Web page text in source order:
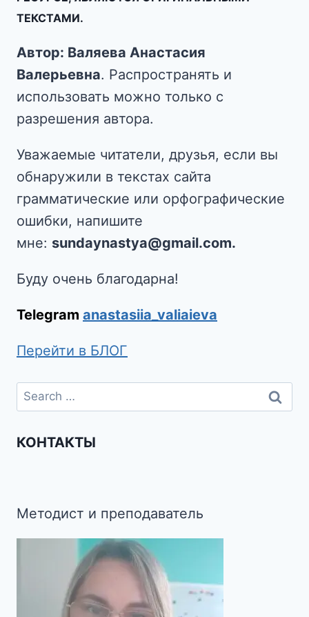
ТЕКСТАМИ.
Автор: Валяева Анастасия
Валерьевна. Распространять и
использовать можно только с
разрешения автора.
Уважаемые читатели, друзья, если вы
обнаружили в текстах сайта
грамматические или орфографические
ошибки, напишите
мне: sundaynastya@gmail.com.
Буду очень благодарна!
Telegram anastasiia_valiaieva
Перейти в БЛОГ
КОНТАКТЫ
Методист и преподаватель